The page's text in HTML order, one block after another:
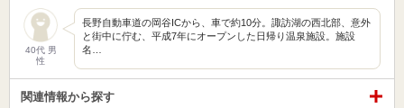
40代 男
性
長野自動車道の岡谷ICから、車で約10分。諏訪湖の西北部、意外
と街中に佇む、平成7年にオープンした日帰り温泉施設。施設
名…
関連情報から探す